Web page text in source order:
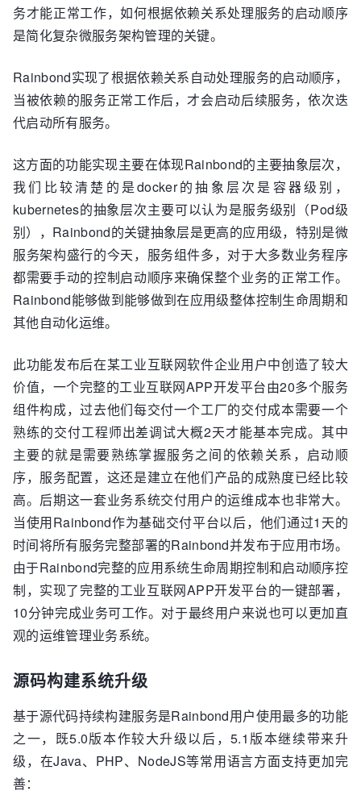
务才能正常工作，如何根据依赖关系处理服务的启动顺序
是简化复杂微服务架构管理的关键。
Rainbond实现了根据依赖关系自动处理服务的启动顺序，
当被依赖的服务正常工作后，才会启动后续服务，依次迭
代启动所有服务。
这方面的功能实现主要在体现Rainbond的主要抽象层次，
我们比较清楚的是docker的抽象层次是容器级别，
kubernetes的抽象层次主要可以认为是服务级别（Pod级
别），Rainbond的关键抽象层是更高的应用级，特别是微
服务架构盛行的今天，服务组件多，对于大多数业务程序
都需要手动的控制启动顺序来确保整个业务的正常工作。
Rainbond能够做到能够做到在应用级整体控制生命周期和
其他自动化运维。
此功能发布后在某工业互联网软件企业用户中创造了较大
价值，一个完整的工业互联网APP开发平台由20多个服务
组件构成，过去他们每交付一个工厂的交付成本需要一个
熟练的交付工程师出差调试大概2天才能基本完成。其中
主要的就是需要熟练掌握服务之间的依赖关系，启动顺
序，服务配置，这还是建立在他们产品的成熟度已经比较
高。后期这一套业务系统交付用户的运维成本也非常大。
当使用Rainbond作为基础交付平台以后，他们通过1天的
时间将所有服务完整部署的Rainbond并发布于应用市场。
由于Rainbond完整的应用系统生命周期控制和启动顺序控
制，实现了完整的工业互联网APP开发平台的一键部署，
10分钟完成业务可工作。对于最终用户来说也可以更加直
观的运维管理业务系统。
源码构建系统升级
基于源代码持续构建服务是Rainbond用户使用最多的功能
之一，既5.0版本作较大升级以后，5.1版本继续带来升
级，在Java、PHP、NodeJS等常用语言方面支持更加完
善：